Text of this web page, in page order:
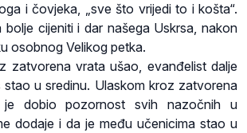
i čovjeka, „sve što vrijedi to i košta“.
cijeniti i dar našega Uskrsa, nakon
osobnog Velikog petka.
zatvorena vrata ušao, evanđelist dalje
stao u sredinu. Ulaskom kroz zatvorena
je dobio pozornost svih nazočnih u
dodaje i da je među učenicima stao u